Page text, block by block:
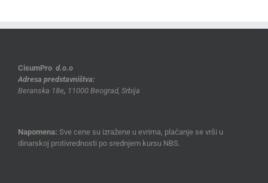
CisumPro d.o.o
Adresa predstavništva:
Beranska 18e, 11000 Beograd, Srbija
Napomena: Sve cene su izražene u evrima, plaćanje se vrši u
dinarskoj protivrednosti po srednjem kursu NBS.